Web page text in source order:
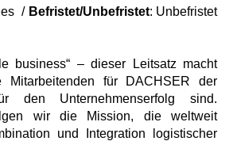
/Befristet/Unbefristet: Unbefristet
business“ – dieser Leitsatz macht
Mitarbeitenden für DACHSER der
den Unternehmenserfolg sind.
wir die Mission, die weltweit
und Integration logistischer